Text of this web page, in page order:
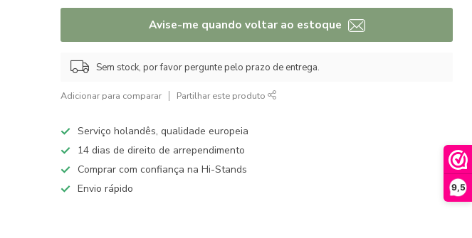
9,5
Avise-me quando voltar ao estoque
Sem stock, por favor pergunte pelo prazo de entrega.
Adicionar para comparar Partilhar este produto
Serviço holandês, qualidade europeia
14 dias de direito de arrependimento
Comprar com confiança na Hi-Stands
Envio rápido